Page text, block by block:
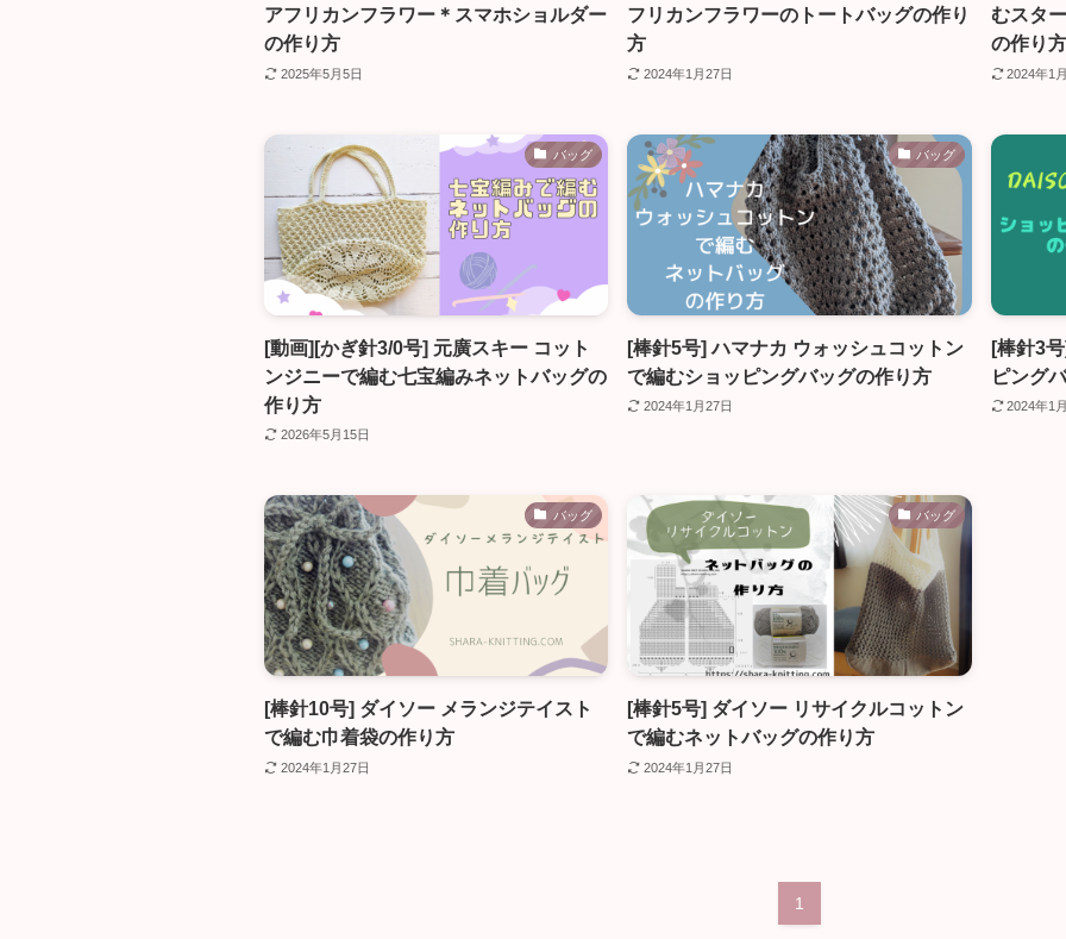
アフリカンフラワー＊スマホショルダー
の作り方
2025年5月5日
フリカンフラワーのトートバッグの作り
方
2024年1月27日
むスタ
の作り方
2024年1
バッグ
[動画][かぎ針3/0号] 元廣スキー コット
ンジニーで編む七宝編みネットバッグの
作り方
2026年5月15日
バッグ
[棒針5号] ハマナカ ウォッシュコットン
で編むショッピングバッグの作り方
2024年1月27日
[棒針3
ピング
2024年1
バッグ
[棒針10号] ダイソー メランジテイスト
で編む巾着袋の作り方
2024年1月27日
バッグ
[棒針5号] ダイソー リサイクルコットン
で編むネットバッグの作り方
2024年1月27日
1